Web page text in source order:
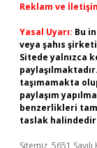
Reklam ve
Yasal Uyarı: Bu
veya şahıs
Sitede yalnızca
taşımamakta
paylaşım
benzerlikleri
taslak
Sitemiz, 5651